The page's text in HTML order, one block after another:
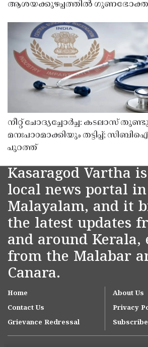
ആശയക്കുഴപ്പത്തിൽ
നീറ്റ് ചോദ്യച്ചോർച്ച: കടലാസ്
മനഃപാഠമാക്കിയും തട്ടിപ്പ്;
പുറത്ത്
Kasaragod Vartha
local news portal in
Malayalam, and it
the latest updates
and around Kerala,
from the Malabar
Canara.
Home
About Us
Contact Us
Privacy
Grievance Redressal
Subscribe